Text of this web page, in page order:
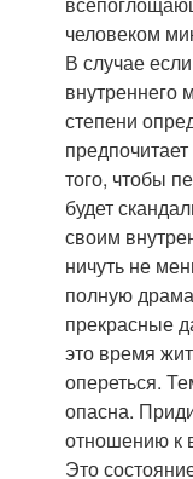
человеком
В случае
внутреннего
степени
того, чтобы
будет
своим
ничуть не
полную
прекрасные
это время
опереться.
опасна.
отношению к
Это